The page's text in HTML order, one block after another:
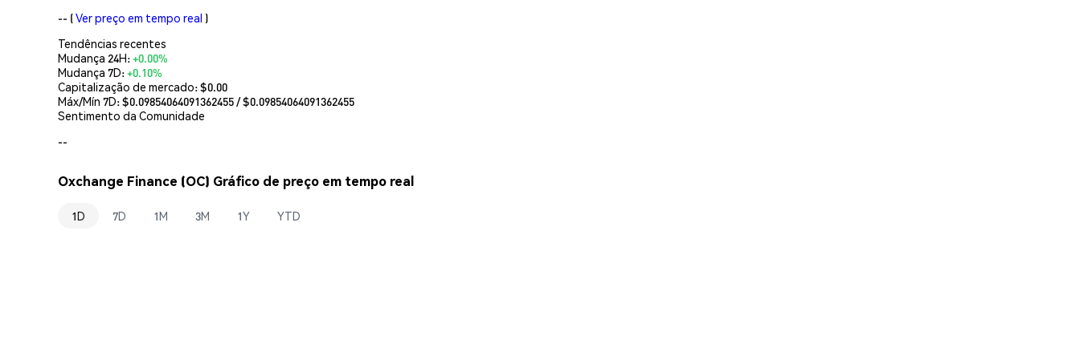
-- (Ver preço em tempo real )
Tendências recentes
Mudança 24H:+0.00%
Mudança 7D:+0.10%
Capitalização de mercado:$0.00
Máx/Mín 7D: $0.09854064091362455/ $0.09854064091362455
Sentimento da Comunidade
--
Oxchange Finance (OC) Gráfico de preço em tempo real
1D 7D 1M 3M 1Y YTD